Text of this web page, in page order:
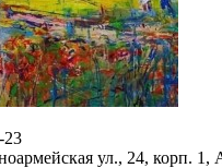
23
ул., 24, корп. 1,